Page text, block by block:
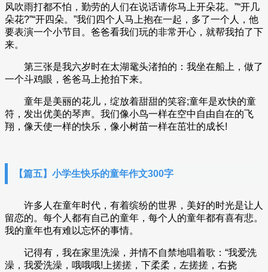
风吹雨打都不怕，勤劳的人们在说话请你马上开朵花。”“开几
朵花?”“开四朵。”我们四个人马上抱在一起，多了一个人，他
要表演一个小节目。爸爸看我们玩的非常开心，就帮我拍了下
来。
第三张是我六岁时在太湖鼋头渚拍的：我坐在船上，做了
一个斗鸡眼，爸爸马上抢拍下来。
童年是美丽的花儿，绽放着甜甜的笑容;童年是欢快的童
符，发出优美的琴声。我们像小鸟一样在空中自由自在的飞
翔，像天使一样的快乐，像小树苗一样在茁壮的成长!
【篇五】小学生快乐的童年作文300字
许多人在童年时代，有着缤纷的世界，美好的时光是让人
留恋的。每个人都有自己的童年，每个人的童年都有喜有悲。
我的童年也有难以忘怀的事情。
记得有，我在家里洗澡，并情不自禁地唱着歌：“我爱洗
澡，我爱洗澡，哦哦哦!上搓搓，下柔柔，左搓搓，右挠